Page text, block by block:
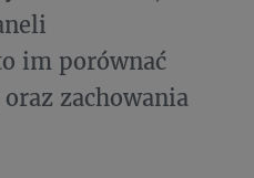
im porównać
zachowania